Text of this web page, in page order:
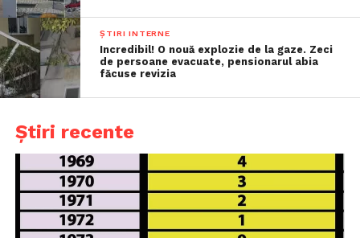
ȘTIRI INTERNE
Incredibil! O nouă explozie de la gaze. Zeci
de persoane evacuate, pensionarul abia
făcuse revizia
Știri recente